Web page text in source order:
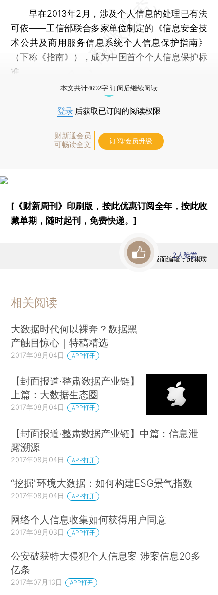
早在2013年2月，涉及个人信息的处理已有法
可依——工信部联合多家单位制定的《信息安全技
术公共及商用服务信息系统个人信息保护指南》
（下称《指南》），成为中国首个个人信息保护标
准。
本文共计4692字 订阅后继续阅读
登录 后获取已订阅的阅读权限
财新通会员
可畅读全文
订阅/会员升级
[《财新周刊》印刷版， 按此优惠订阅全年， 按此收
藏单期 ，随时起刊，免费快递。]
版面编辑：邱祺璞
2人赞赏
相关阅读
大数据时代何以裸奔？数据黑
产触目惊心｜特稿精选
2017年08月04日 APP打开
【封面报道·整肃数据产业链】
上篇：大数据生态圈
2017年08月04日 APP打开
【封面报道·整肃数据产业链】中篇：信息泄
露溯源
2017年08月04日 APP打开
“挖掘”环境大数据：如何构建ESG景气指数
2017年08月04日 APP打开
网络个人信息收集如何获得用户同意
2017年08月03日 APP打开
公安破获特大侵犯个人信息案 涉案信息20多
亿条
2017年07月13日 APP打开